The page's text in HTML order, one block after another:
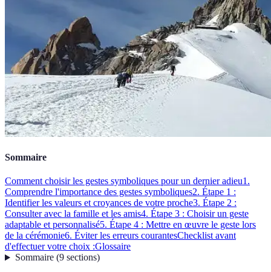
Sommaire
Comment choisir les gestes symboliques pour un dernier adieu1.
Comprendre l'importance des gestes symboliques2. Étape 1 :
Identifier les valeurs et croyances de votre proche3. Étape 2 :
Consulter avec la famille et les amis4. Étape 3 : Choisir un geste
adaptable et personnalisé5. Étape 4 : Mettre en œuvre le geste lors
de la cérémonie6. Éviter les erreurs courantesChecklist avant
d'effectuer votre choix :Glossaire
Sommaire(9 sections)